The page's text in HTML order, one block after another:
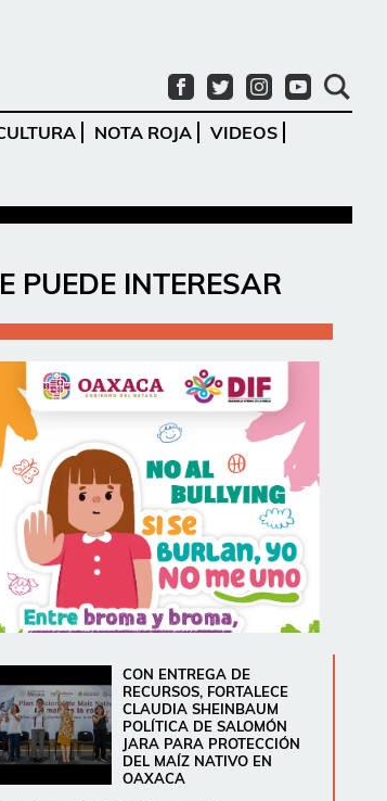
NOTA ROJA
VIDEOS
PUEDE INTERESAR
CON ENTREGA DE
RECURSOS, FORTALECE
CLAUDIA SHEINBAUM
POLÍTICA DE SALOMÓN
JARA PARA PROTECCIÓN
DEL MAÍZ NATIVO EN
OAXACA